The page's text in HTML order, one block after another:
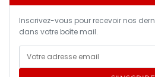
Inscrivez-vous pour recevoir nos
dans votre boîte mail.